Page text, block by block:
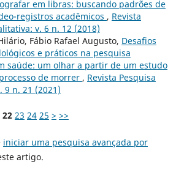
em libras: buscando padrões de
registros acadêmicos , Revista
v. 6 n. 12 (2018)
Fábio Rafael Augusto, Desafios
e práticos na pesquisa
saúde: um olhar a partir de um estudo
de morrer , Revista Pesquisa
9 n. 21 (2021)
22 23 24 25 > >>
iniciar uma pesquisa avançada por
artigo.